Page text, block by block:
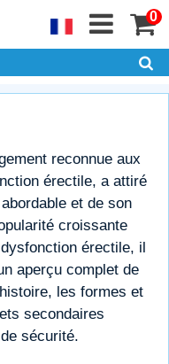
0
reconnue aux
érectile, a attiré
et de son
croissante
érectile, il
aperçu complet de
les formes et
secondaires
sécurité.